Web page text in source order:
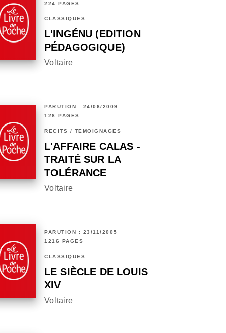
224 PAGES
CLASSIQUES
L'INGÉNU (EDITION
PÉDAGOGIQUE)
Voltaire
PARUTION : 24/06/2009
128 PAGES
RÉCITS / TÉMOIGNAGES
L'AFFAIRE CALAS -
TRAITÉ SUR LA
TOLÉRANCE
Voltaire
PARUTION : 23/11/2005
1216 PAGES
CLASSIQUES
LE SIÈCLE DE LOUIS
XIV
Voltaire